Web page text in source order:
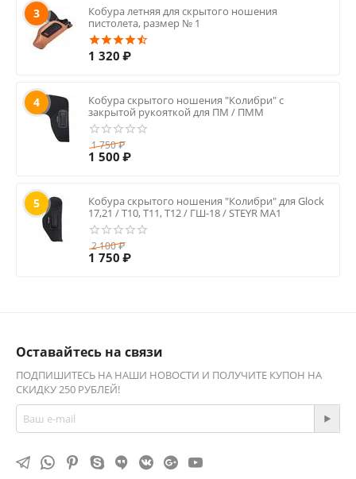
3
Кобура летняя для скрытого ношения
пистолета, размер № 1
1 320 ₽
4
Кобура скрытого ношения "Колибри" с
закрытой рукояткой для ПМ / ПММ
1 750₽
1 500 ₽
5
Кобура скрытого ношения "Колибри" для Glock
17,21 / Т10, Т11, Т12 / ГШ-18 / STEYR MA1
2 100₽
1 750 ₽
Оставайтесь на связи
ПОДПИШИТЕСЬ НА НАШИ НОВОСТИ И ПОЛУЧИТЕ КУПОН НА
СКИДКУ 250 РУБЛЕЙ!